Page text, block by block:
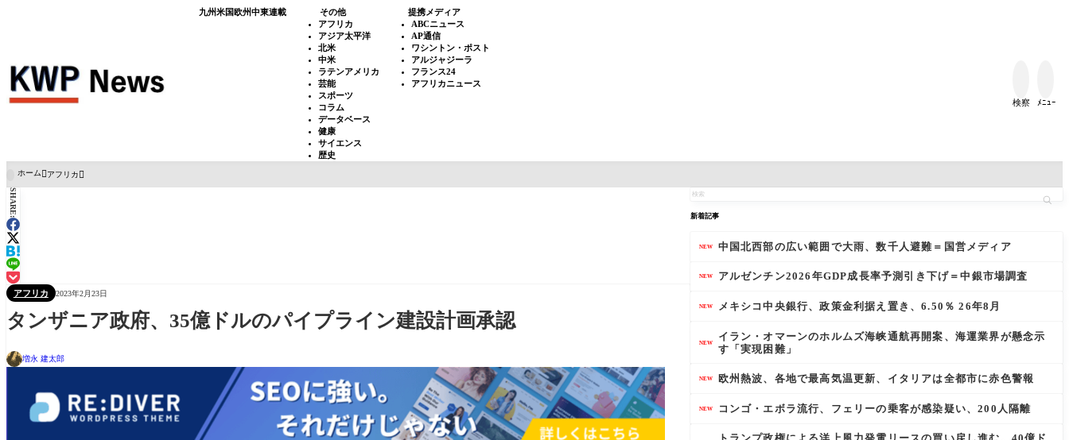
九州米国欧州中東連載
その他
アフリカ
アジア太平洋
北米
中米
ラテンアメリカ
芸能
スポーツ
コラム
データベース
健康
サイエンス
歴史
提携メディア
ABCニュース
AP通信
ワシントン・ポスト
アルジャジーラ
フランス24
アフリカニュース
検察 ﾒﾆｭｰ
ホーム アフリカ
SHARE:
アフリカ 2023年2月23日
タンザニア政府、35億ドルのパイプライン建設計画承認
増永 建太郎
新着記事
NEW 中国北西部の広い範囲で大雨、数千人避難＝国営メディア
NEW アルゼンチン2026年GDP成長率予測引き下げ＝中銀市場調査
NEW メキシコ中央銀行、政策金利据え置き、6.50％ 26年8月
NEW
イラン・オマーンのホルムズ海峡通航再開案、海運業界が懸念示
す「実現困難」
NEW 欧州熱波、各地で最高気温更新、イタリアは全都市に赤色警報
NEW コンゴ・エボラ流行、フェリーの乗客が感染疑い、200人隔離